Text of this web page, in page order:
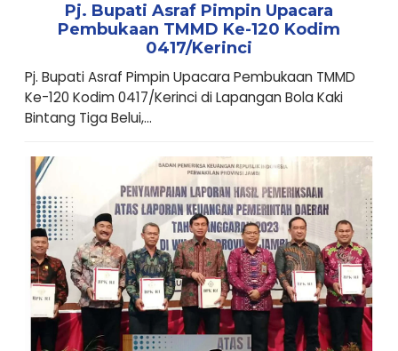
Pj. Bupati Asraf Pimpin Upacara
Pembukaan TMMD Ke-120 Kodim
0417/Kerinci
Pj. Bupati Asraf Pimpin Upacara Pembukaan TMMD
Ke-120 Kodim 0417/Kerinci di Lapangan Bola Kaki
Bintang Tiga Belui,...